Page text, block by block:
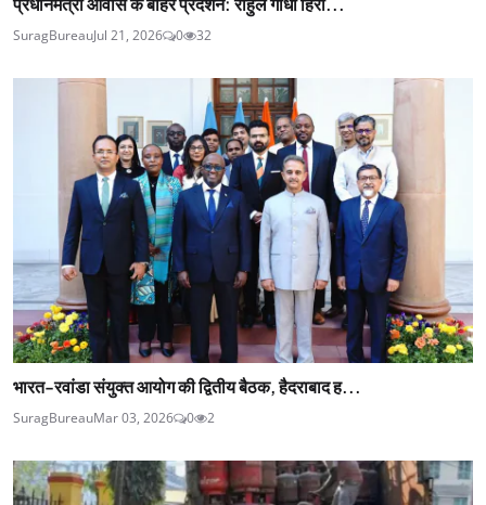
SuragBureauJul 21, 2026 0 32
भारत-रवांडा संयुक्त आयोग की द्वितीय बैठक, हैदराबाद ह...
SuragBureauMar 03, 2026 0 2